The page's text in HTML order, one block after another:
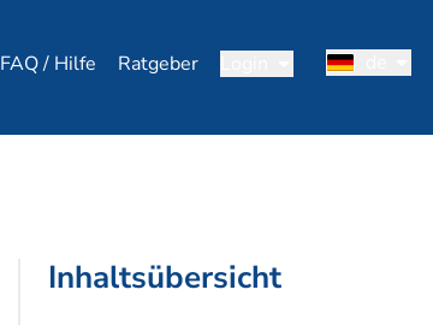
FAQ / Hilfe Ratgeber
Inhaltsübersicht